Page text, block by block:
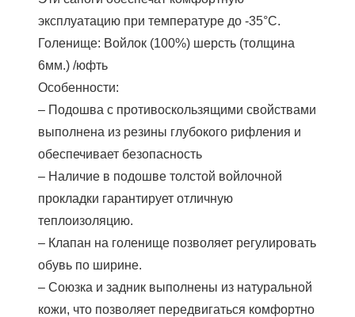
эксплуатацию при температуре до -35°С.
Голенище: Войлок (100%) шерсть (толщина
6мм.) /юфть
Особенности:
– Подошва с противоскользящими свойствами
выполнена из резины глубокого рифления и
обеспечивает безопасность
– Наличие в подошве толстой войлочной
прокладки гарантирует отличную
теплоизоляцию.
– Клапан на голенище позволяет регулировать
обувь по ширине.
– Союзка и задник выполнены из натуральной
кожи, что позволяет передвигаться комфортно